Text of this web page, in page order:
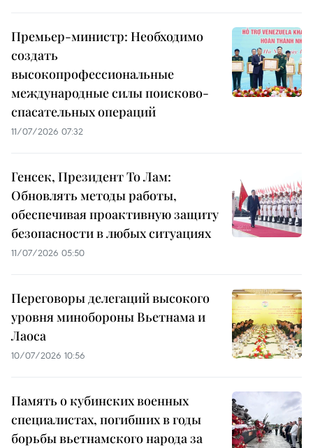
Премьер-министр: Необходимо
создать
высокопрофессиональные
международные силы поисково-
спасательных операций
11/07/2026 07:32
Генсек, Президент То Лам:
Обновлять методы работы,
обеспечивая проактивную защиту
безопасности в любых ситуациях
11/07/2026 05:50
Переговоры делегаций высокого
уровня минобороны Вьетнама и
Лаоса
10/07/2026 10:56
Память о кубинских военных
специалистах, погибших в годы
борьбы вьетнамского народа за